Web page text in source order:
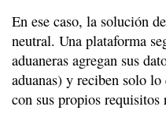
En ese caso, la solución
neutral. Una plataforma
aduaneras agregan sus
aduanas) y reciben solo
con sus propios requisitos